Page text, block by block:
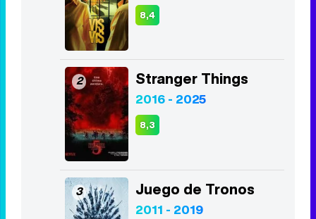
8,4
2 Stranger Things
2016 - 2025
8,3
3 Juego de Tronos
2011 - 2019